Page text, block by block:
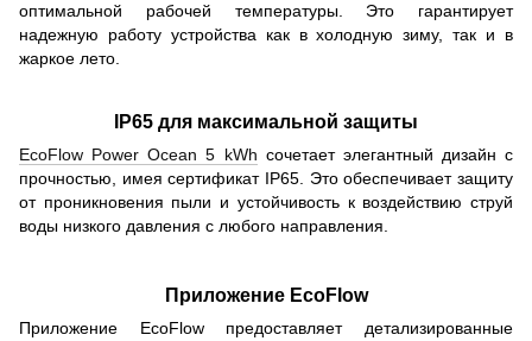
оптимальной рабочей температуры. Это гарантирует
надежную работу устройства как в холодную зиму, так и в
жаркое лето.
IP65 для максимальной защиты
EcoFlow Power Ocean 5 kWh сочетает элегантный дизайн с
прочностью, имея сертификат IP65. Это обеспечивает защиту
от проникновения пыли и устойчивость к воздействию струй
воды низкого давления с любого направления.
Приложение EcoFlow
Приложение EcoFlow предоставляет детализированные